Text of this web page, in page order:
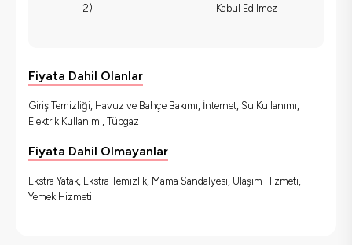
2)
Kabul Edilmez
Fiyata Dahil Olanlar
Giriş Temizliği, Havuz ve Bahçe Bakımı, İnternet, Su Kullanımı,
Elektrik Kullanımı, Tüpgaz
Fiyata Dahil Olmayanlar
Ekstra Yatak, Ekstra Temizlik, Mama Sandalyesi, Ulaşım Hizmeti,
Yemek Hizmeti